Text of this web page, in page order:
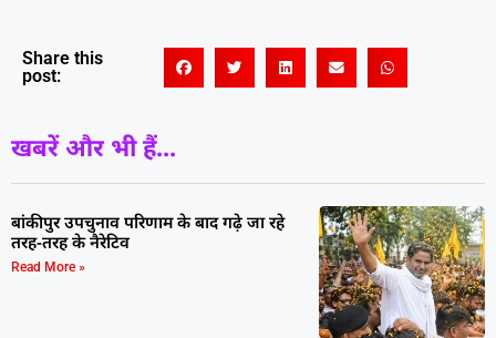
Share this
post:
खबरें और भी हैं...
बांकीपुर उपचुनाव परिणाम के बाद गढ़े जा रहे
तरह-तरह के नैरेटिव
Read More »